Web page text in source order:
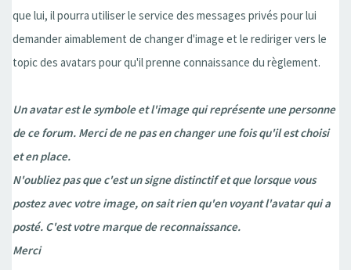
que lui, il pourra utiliser le service des messages privés pour lui
demander aimablement de changer d'image et le rediriger vers le
topic des avatars pour qu'il prenne connaissance du règlement.
Un avatar est le symbole et l'image qui représente une personne
de ce forum. Merci de ne pas en changer une fois qu'il est choisi
et en place.
N'oubliez pas que c'est un signe distinctif et que lorsque vous
postez avec votre image, on sait rien qu'en voyant l'avatar qui a
posté. C'est votre marque de reconnaissance.
Merci